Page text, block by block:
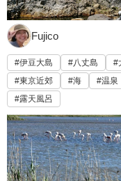
Fujico
伊豆大島 八丈島
東京近郊
海 温泉
露天風呂